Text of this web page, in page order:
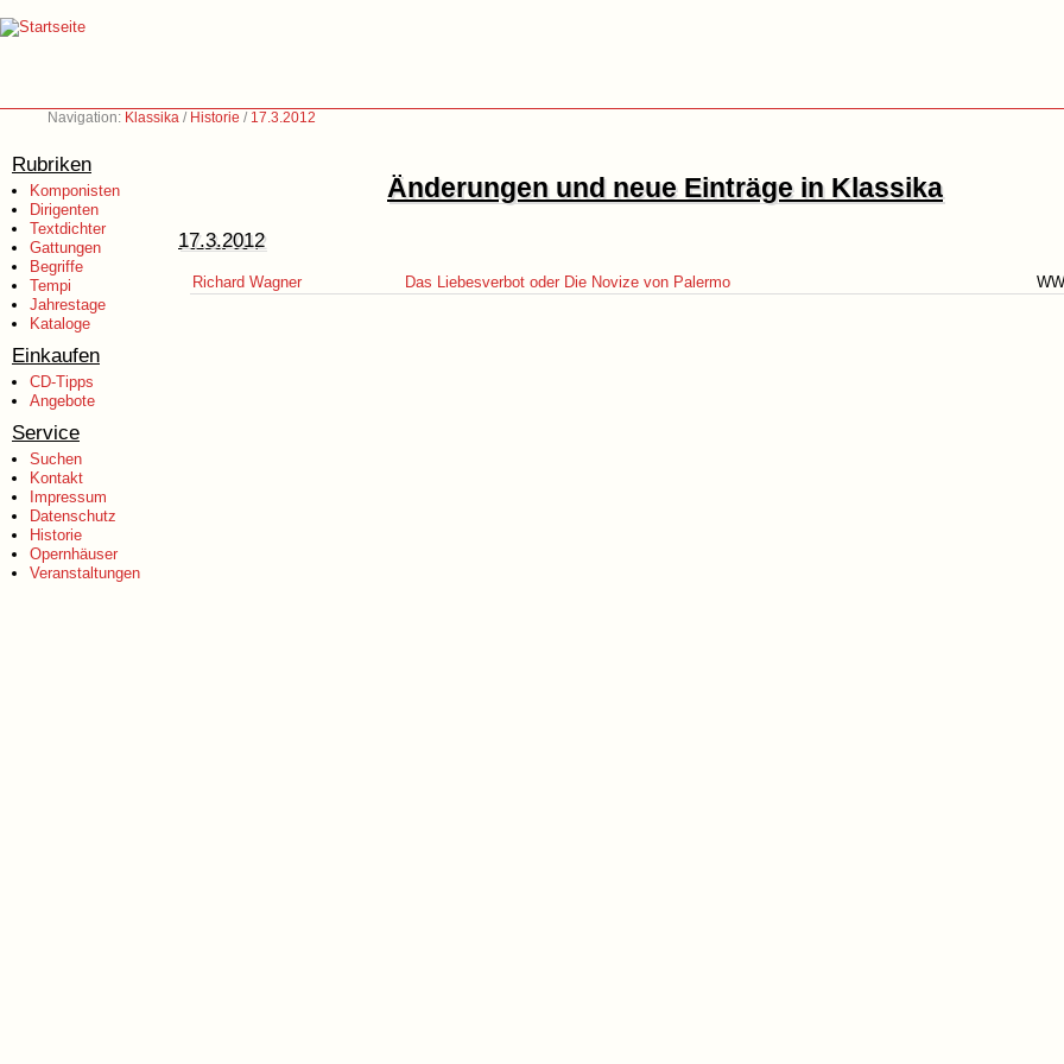
Navigation: Klassika / Historie / 17.3.2012
Rubriken
Komponisten
Dirigenten
Textdichter
Gattungen
Begriffe
Tempi
Jahrestage
Kataloge
Einkaufen
CD-Tipps
Angebote
Service
Suchen
Kontakt
Impressum
Datenschutz
Historie
Opernhäuser
Veranstaltungen
Änderungen und neue Einträge in Klassika
17.3.2012
Richard Wagner Das Liebesverbot oder Die Novize von Palermo